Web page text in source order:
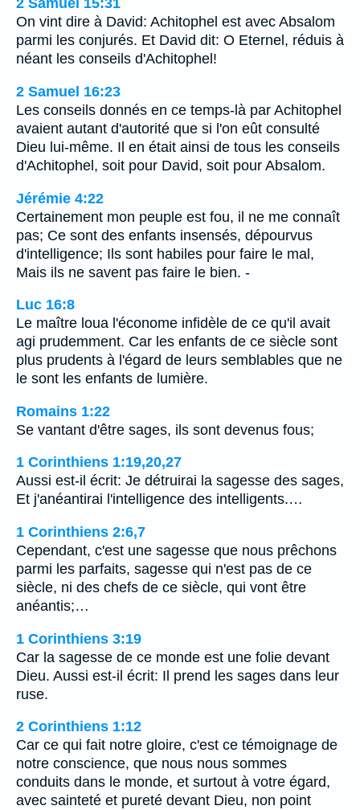
2 Samuel 15:31
On vint dire à David: Achitophel est avec Absalom
parmi les conjurés. Et David dit: O Eternel, réduis à
néant les conseils d'Achitophel!
2 Samuel 16:23
Les conseils donnés en ce temps-là par Achitophel
avaient autant d'autorité que si l'on eût consulté
Dieu lui-même. Il en était ainsi de tous les conseils
d'Achitophel, soit pour David, soit pour Absalom.
Jérémie 4:22
Certainement mon peuple est fou, il ne me connaît
pas; Ce sont des enfants insensés, dépourvus
d'intelligence; Ils sont habiles pour faire le mal,
Mais ils ne savent pas faire le bien. -
Luc 16:8
Le maître loua l'économe infidèle de ce qu'il avait
agi prudemment. Car les enfants de ce siècle sont
plus prudents à l'égard de leurs semblables que ne
le sont les enfants de lumière.
Romains 1:22
Se vantant d'être sages, ils sont devenus fous;
1 Corinthiens 1:19,20,27
Aussi est-il écrit: Je détruirai la sagesse des sages,
Et j'anéantirai l'intelligence des intelligents.…
1 Corinthiens 2:6,7
Cependant, c'est une sagesse que nous prêchons
parmi les parfaits, sagesse qui n'est pas de ce
siècle, ni des chefs de ce siècle, qui vont être
anéantis;…
1 Corinthiens 3:19
Car la sagesse de ce monde est une folie devant
Dieu. Aussi est-il écrit: Il prend les sages dans leur
ruse.
2 Corinthiens 1:12
Car ce qui fait notre gloire, c'est ce témoignage de
notre conscience, que nous nous sommes
conduits dans le monde, et surtout à votre égard,
avec sainteté et pureté devant Dieu, non point